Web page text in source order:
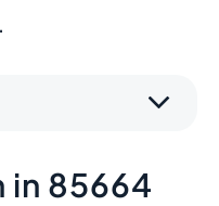
in 85664